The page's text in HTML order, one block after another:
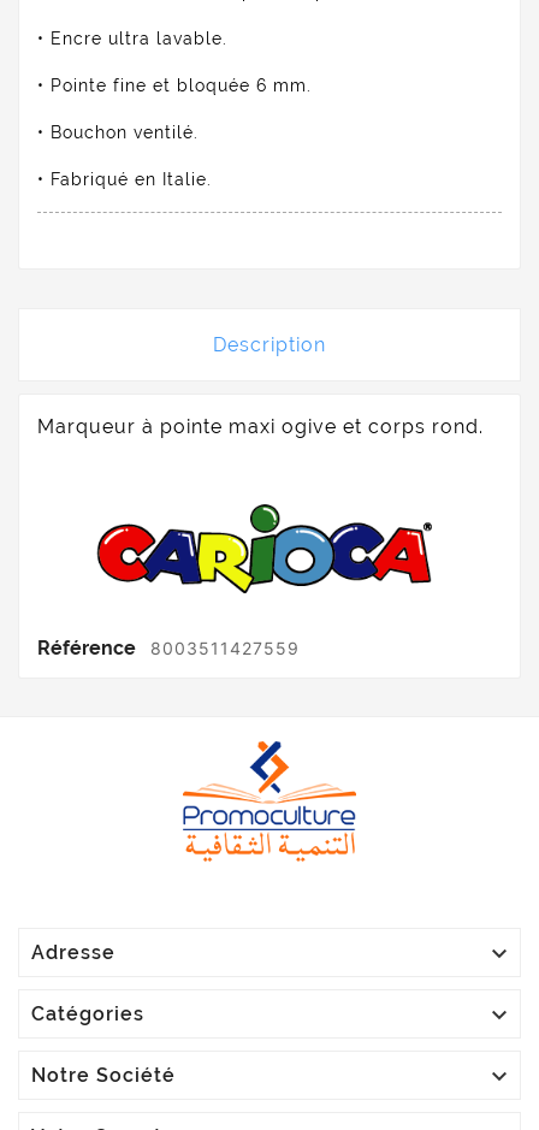
• Encre ultra lavable.
• Pointe fine et bloquée 6 mm.
• Bouchon ventilé.
• Fabriqué en Italie.
Description
Marqueur à pointe maxi ogive et corps rond.
Référence 8003511427559
Adresse 
Catégories 
Notre Société 